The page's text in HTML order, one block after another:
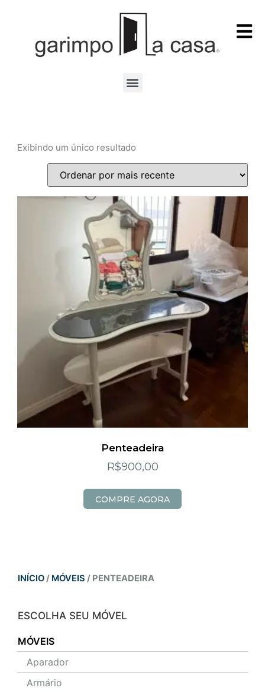
INÍCIO/ MÓVEIS / PENTEADEIRA
ESCOLHA SEU MÓVEL
MÓVEIS
Aparador
Armário
Exibindo um único resultado
Penteadeira
R$900,00
COMPRE AGORA